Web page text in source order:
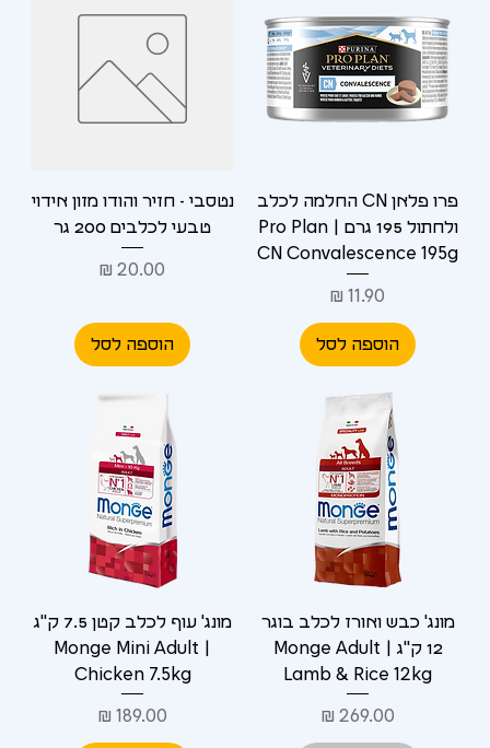
פרו פלאן CN החלמה לכלב
ולחתול 195 גרם | Pro Plan
CN Convalescence 195g
מחיר
הוספה לסל
נטסבי - חזיר והודו מזון אידוי
טבעי לכלבים 200 גר
מחיר
הוספה לסל
מונג' כבש ואורז לכלב בוגר
12 ק"ג | Monge Adult
Lamb & Rice 12kg
מחיר
מונג' עוף לכלב קטן 7.5 ק"ג
| Monge Mini Adult
Chicken 7.5kg
מחיר